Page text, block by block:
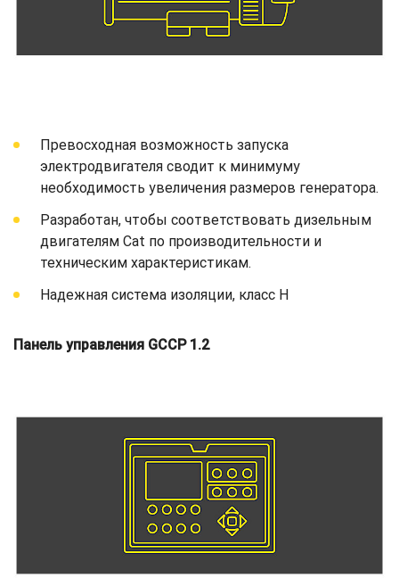
Превосходная возможность запуска
электродвигателя сводит к минимуму
необходимость увеличения размеров генератора.
Разработан, чтобы соответствовать дизельным
двигателям Cat по производительности и
техническим характеристикам.
Надежная система изоляции, класс H
Панель управления GCCP 1.2